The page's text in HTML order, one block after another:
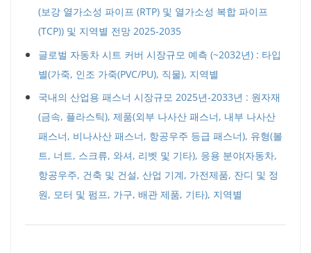
(보강 열가소성 파이프 (RTP) 및 열가소성 복합 파이프
(TCP)) 및 지역별 전망 2025-2035
글로벌 자동차 시트 커버 시장규모 예측 (~2032년) : 타입
별(가죽, 인조 가죽(PVC/PU), 직물), 지역별
국내의 산업용 패스너 시장규모 2025년-2033년 : 원자재
(금속, 플라스틱), 제품(외부 나사산 패스너, 내부 나사산
패스너, 비나사산 패스너, 항공우주 등급 패스너), 유형(볼
트, 너트, 스크류, 와셔, 리벳 및 기타), 응용 분야(자동차,
항공우주, 건축 및 건설, 산업 기계, 가전제품, 잔디 및 정
원, 모터 및 펌프, 가구, 배관 제품, 기타), 지역별